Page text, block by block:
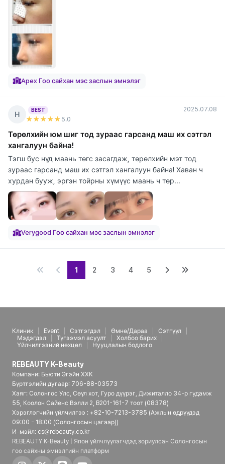
Apex Гоо сайхан мэс заслын эмнэлэг
Н
BEST
★★★★★ 5.0
2025.07.08
Төрөлхийн юм шиг тод зураас гарсанд маш их сэтгэл
хангалуун байна!
Тэгш бус нүд маань төгс засагдаж, төрөлхийн мэт тод
зураас гарсанд маш их сэтгэл хангалуун байна! Хаван ч
хурдан бууж, эргэн тойрны хүмүүс маань ч төр...
Verygood Гоо сайхан мэс заслын эмнэлэг
1 2 3 4 5
Клиник Event Сэтгэгдэл Өмнө/Дараа
Сэтгүүл
Мэдэгдэл
Түгээмэл асуулт
Холбоо барих
Үйлчилгээний нөхцөл
Нууцлалын бодлого
REBEAUTY K-Beauty
Компани: Бьюти Эгэйн ХХК
Бүртгэлийн дугаар: 706-88-03573
Хаяг: Солонгос Улс, Сөүл хот, Гуро дүүрэг, Дижиталло 34-р гудамж
55, Коолон Сайенс Вэлли 2, B201-161-7 тоот (08378)
Хэрэглэгчийн үйлчилгээ : +82-10-7213-3785 (Ажлын өдрүүдэд
09:00 - 18:00 (Солонгосын цагаар))
И-мэйл: cs@rebeauty.co.kr
REBEAUTY K-Beauty | Япон үйлчлүүлэгчдэд зориулсан Солонгосын
гоо сайхны эмнэлгийн платформ